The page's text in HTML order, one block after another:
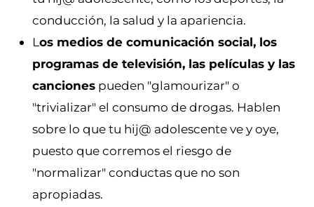
conducción, la salud y la apariencia.
Los medios de comunicación social, los
programas de televisión, las películas y las
canciones pueden "glamourizar" o
"trivializar" el consumo de drogas. Hablen
sobre lo que tu hij@ adolescente ve y oye,
puesto que corremos el riesgo de
"normalizar" conductas que no son
apropiadas.